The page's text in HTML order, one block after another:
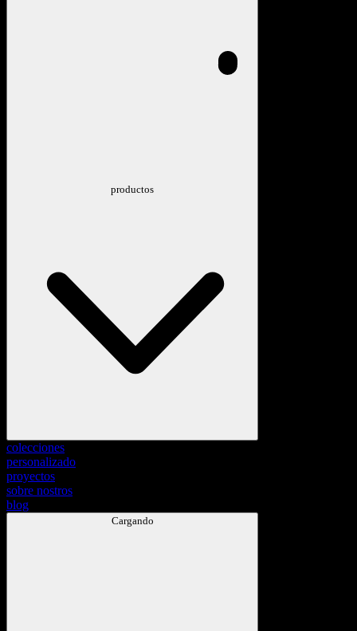
productos
colecciones
personalizado
proyectos
sobre nostros
blog
Cargando